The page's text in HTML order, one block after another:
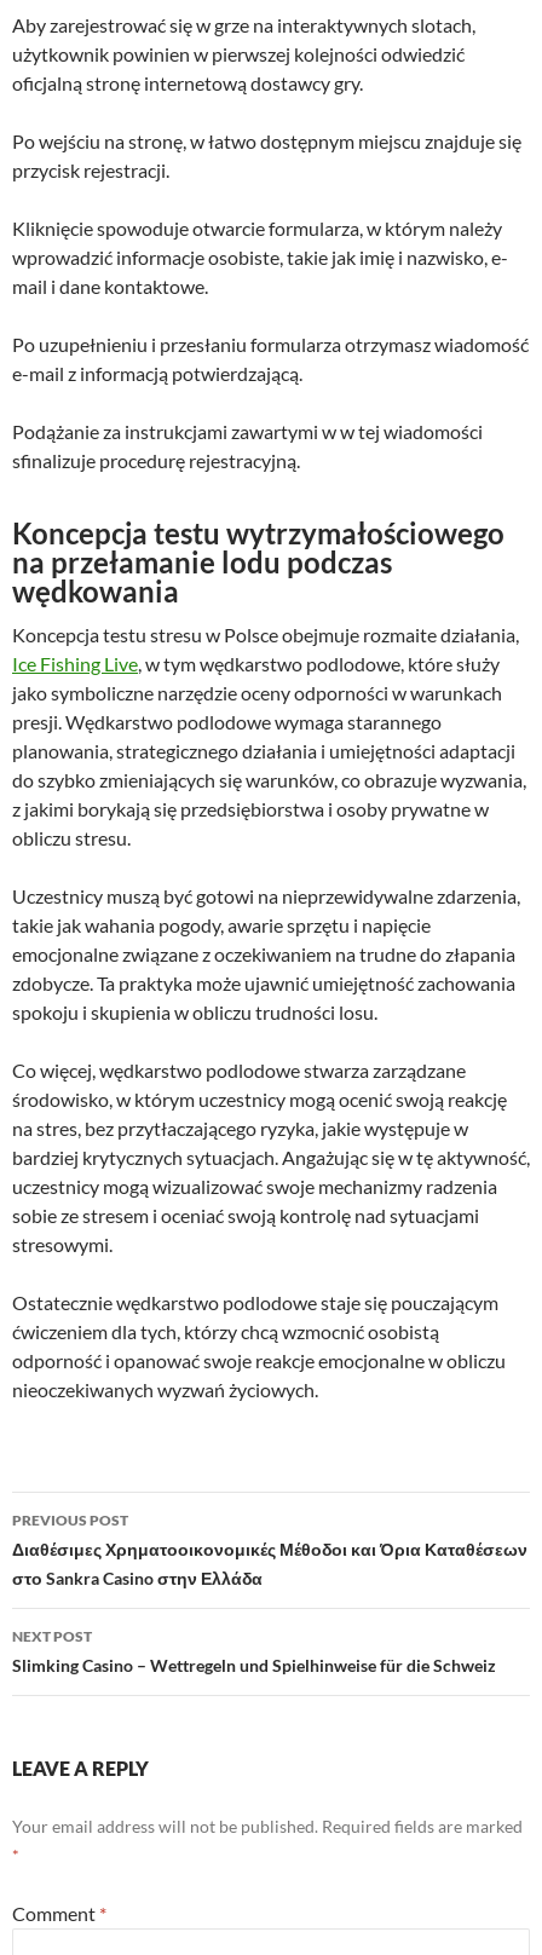
Aby zarejestrować się w grze na interaktywnych slotach,
użytkownik powinien w pierwszej kolejności odwiedzić
oficjalną stronę internetową dostawcy gry.
Po wejściu na stronę, w łatwo dostępnym miejscu znajduje się
przycisk rejestracji.
Kliknięcie spowoduje otwarcie formularza, w którym należy
wprowadzić informacje osobiste, takie jak imię i nazwisko, e-
mail i dane kontaktowe.
Po uzupełnieniu i przesłaniu formularza otrzymasz wiadomość
e-mail z informacją potwierdzającą.
Podążanie za instrukcjami zawartymi w w tej wiadomości
sfinalizuje procedurę rejestracyjną.
Koncepcja testu wytrzymałościowego
na przełamanie lodu podczas
wędkowania
Koncepcja testu stresu w Polsce obejmuje rozmaite działania,
Ice Fishing Live, w tym wędkarstwo podlodowe, które służy
jako symboliczne narzędzie oceny odporności w warunkach
presji. Wędkarstwo podlodowe wymaga starannego
planowania, strategicznego działania i umiejętności adaptacji
do szybko zmieniających się warunków, co obrazuje wyzwania,
z jakimi borykają się przedsiębiorstwa i osoby prywatne w
obliczu stresu.
Uczestnicy muszą być gotowi na nieprzewidywalne zdarzenia,
takie jak wahania pogody, awarie sprzętu i napięcie
emocjonalne związane z oczekiwaniem na trudne do złapania
zdobycze. Ta praktyka może ujawnić umiejętność zachowania
spokoju i skupienia w obliczu trudności losu.
Co więcej, wędkarstwo podlodowe stwarza zarządzane
środowisko, w którym uczestnicy mogą ocenić swoją reakcję
na stres, bez przytłaczającego ryzyka, jakie występuje w
bardziej krytycznych sytuacjach. Angażując się w tę aktywność,
uczestnicy mogą wizualizować swoje mechanizmy radzenia
sobie ze stresem i oceniać swoją kontrolę nad sytuacjami
stresowymi.
Ostatecznie wędkarstwo podlodowe staje się pouczającym
ćwiczeniem dla tych, którzy chcą wzmocnić osobistą
odporność i opanować swoje reakcje emocjonalne w obliczu
nieoczekiwanych wyzwań życiowych.
Post
navigation
PREVIOUS POST
Διαθέσιμες Χρηματοοικονομικές Μέθοδοι και Όρια Καταθέσεων
στο Sankra Casino στην Ελλάδα
NEXT POST
Slimking Casino – Wettregeln und Spielhinweise für die Schweiz
LEAVE A REPLY
Your email address will not be published. Required fields are marked
*
Comment *